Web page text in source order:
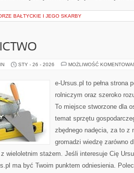
BAŁTYCKIE I JEGO SKARBY
STY - 26 - 2026 MOŻLIWOŚĆ
e-Ursus.pl to pełna strona
rolniczym oraz szeroko
To miejsce stworzone dla
temat sprzętu
zbędnego nadęcia, za to z
gromadzi wiedzę zarówno
wieloletnim stażem. Jeśli interesuje Cię
ma być Twoim punktem odniesienia.